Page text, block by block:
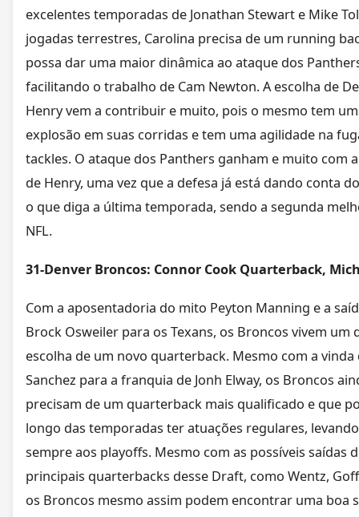
excelentes temporadas de Jonathan Stewart e Mike
jogadas terrestres, Carolina precisa de um running
possa dar uma maior dinâmica ao ataque dos
facilitando o trabalho de Cam Newton. A escolha de
Henry vem a contribuir e muito, pois o mesmo tem
explosão em suas corridas e tem uma agilidade na
tackles. O ataque dos Panthers ganham e muito com
de Henry, uma vez que a defesa já está dando conta
o que diga a última temporada, sendo a segunda
NFL.
31-Denver Broncos: Connor Cook Quarterback,
Com a aposentadoria do mito Peyton Manning e a
Brock Osweiler para os Texans, os Broncos vivem um
escolha de um novo quarterback. Mesmo com a vinda
Sanchez para a franquia de Jonh Elway, os Broncos
precisam de um quarterback mais qualificado e que
longo das temporadas ter atuações regulares,
sempre aos playoffs. Mesmo com as possíveis saídas
principais quarterbacks desse Draft, como Wentz,
os Broncos mesmo assim podem encontrar uma boa